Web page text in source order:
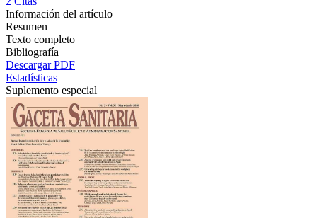
Información del artículo
Resumen
Texto completo
Bibliografía
Descargar PDF
Estadísticas
Suplemento especial